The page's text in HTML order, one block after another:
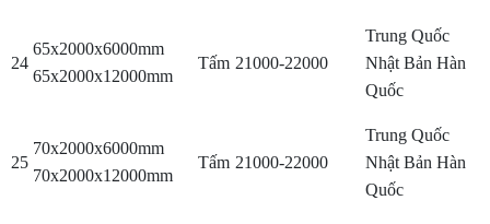
24
65x2000x6000mm
65x2000x12000mm
Tấm 21000-22000
Trung Quốc
Nhật Bản Hàn
Quốc
25
70x2000x6000mm
70x2000x12000mm
Tấm 21000-22000
Trung Quốc
Nhật Bản Hàn
Quốc